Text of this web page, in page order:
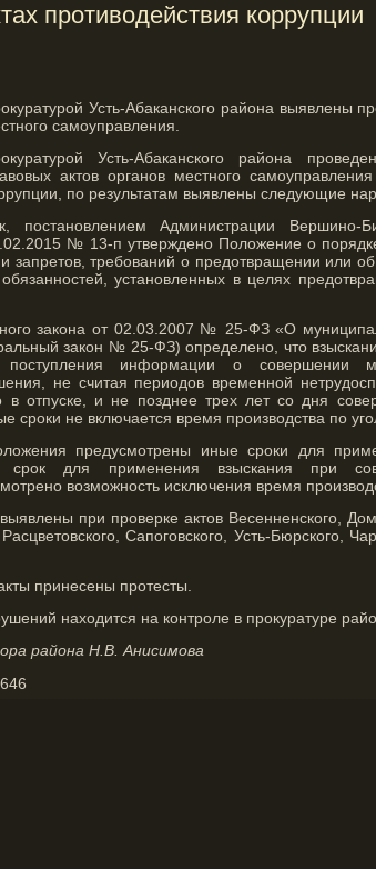
противодействия коррупции
Усть-Абаканского района выявлены
самоуправления.
Усть-Абаканского района
актов органов местного
по результатам выявлены следующие
постановлением Администрации Вершино-
№ 13-п утверждено Положение о
запретов, требований о предотвращении или
установленных в целях
закона от 02.03.2007 № 25-ФЗ «О
закон № 25-ФЗ) определено, что
информации о совершении
не считая периодов временной
в отпуске, и не позднее трех лет со дня
сроки не включается время производства по
предусмотрены иные сроки для
срок для применения взыскания при
возможность исключения время
при проверке актов Весенненского,
Сапоговского, Усть-Бюрского,
принесены протесты.
находится на контроле в прокуратуре
района Н.В. Анисимова
646